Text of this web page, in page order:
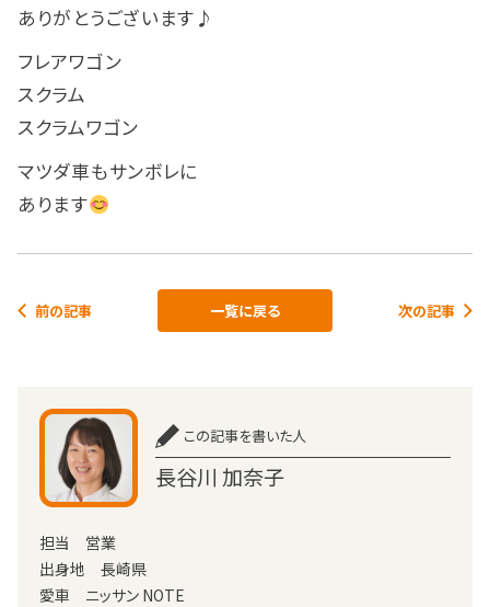
ありがとうございます♪
フレアワゴン
スクラム
スクラムワゴン
マツダ車もサンボレに
あります
前の記事 一覧に戻る 次の記事
この記事を書いた人
長谷川 加奈子
担当 営業
出身地 長崎県
愛車 ニッサン NOTE